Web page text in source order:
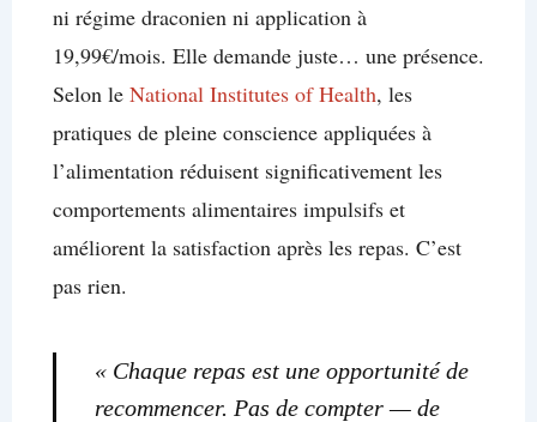
ni régime draconien ni application à
19,99€/mois. Elle demande juste… une présence.
Selon le National Institutes of Health, les
pratiques de pleine conscience appliquées à
l’alimentation réduisent significativement les
comportements alimentaires impulsifs et
améliorent la satisfaction après les repas. C’est
pas rien.
« Chaque repas est une opportunité de
recommencer. Pas de compter — de